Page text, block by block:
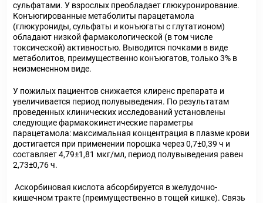
сульфатами. У взрослых преобладает глюкуронирование.
Конъюгированные метаболиты парацетамола
(глюкурониды, сульфаты и конъюгаты с глутатионом)
обладают низкой фармакологической (в том числе
токсической) активностью. Выводится почками в виде
метаболитов, преимущественно конъюгатов, только 3% в
неизмененном виде.
У пожилых пациентов снижается клиренс препарата и
увеличивается период полувыведения. По результатам
проведенных клинических исследований установлены
следующие фармакокинетические параметры
парацетамола: максимальная концентрация в плазме крови
достигается при применении порошка через 0,7±0,39 ч и
составляет 4,79±1,81 мкг/мл, период полувыведения равен
2,73±0,76 ч.
Аскорбиновая кислота абсорбируется в желудочно-
кишечном тракте (преимущественно в тощей кишке). Связь